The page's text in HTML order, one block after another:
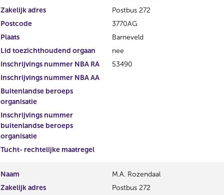
Zakelijk adres
Postbus 272
Postcode
3770AG
Plaats
Barneveld
Lid toezichthoudend orgaan
nee
Inschrijvings nummer NBA RA
53490
Inschrijvings nummer NBA AA
Buitenlandse beroeps
organisatie
Inschrijvings nummer
buitenlandse beroeps
organisatie
Tucht- rechtelijke maatregel
Naam
M.A. Rozendaal
Zakelijk adres
Postbus 272